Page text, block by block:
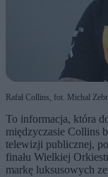
Rafał Collins, fot. Michal
To informacja, która
międzyczasie Collins
telewizji publicznej,
finału Wielkiej
markę luksusowych